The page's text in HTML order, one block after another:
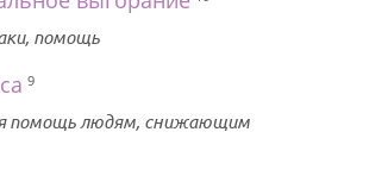
помощь
9
помощь людям, снижающим